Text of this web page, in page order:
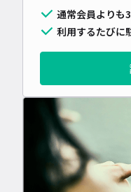
通常会員よりも
利用するたびに